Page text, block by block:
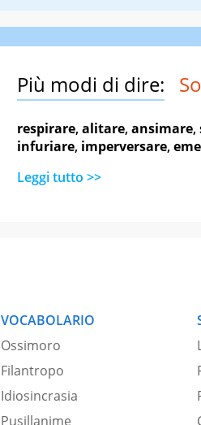
Più modi di dire:
respirare,alitare,ansimare,
infuriare, imperversare,
Leggi tutto >>
VOCABOLARIO
Ossimoro
Filantropo
Idiosincrasia
Pusillanime